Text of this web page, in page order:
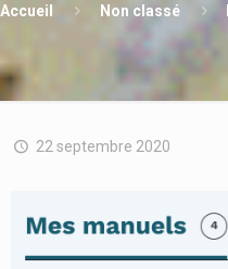
Accueil Non classé
22 septembre 2020